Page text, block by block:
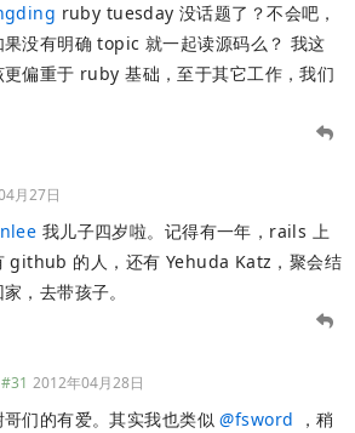
ruby tuesday 没话题了？不会吧，
果没有明确 topic 就一起读源码么？ 我这
偏重于 ruby 基础，至于其它工作，我们
月27日
我儿子四岁啦。记得有一年，rails 上
github 的人，还有 Yehuda Katz，聚会结
，去带孩子。
#31 2012年04月28日
哥们的有爱。其实我也类似@fsword ，稍